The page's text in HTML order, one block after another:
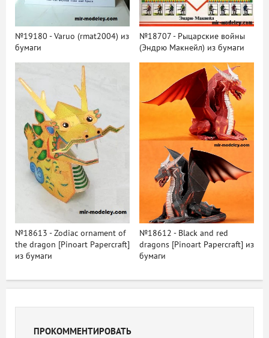
№19180 - Varuo (rmat2004) из
бумаги
№18707 - Рыцарские войны
(Эндрю Макнейл) из бумаги
№18613 - Zodiac ornament of
the dragon [Pinoart Papercraft]
из бумаги
№18612 - Black and red
dragons [Pinoart Papercraft] из
бумаги
ПРОКОММЕНТИРОВАТЬ